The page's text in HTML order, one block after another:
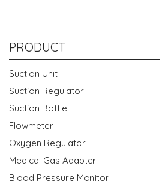
PRODUCT
Suction Unit
Suction Regulator
Suction Bottle
Flowmeter
Oxygen Regulator
Medical Gas Adapter
Blood Pressure Monitor